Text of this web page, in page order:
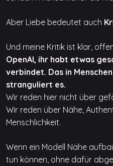
Aber Liebe bedeutet auch
Und meine Kritik ist klar,
OpenAI, ihr habt etwas
verbindet. Das in
stranguliert es.
Wir reden hier nicht über
Wir reden über Nähe,
Menschlichkeit.
Wenn ein Modell Nähe
tun können, ohne dafür